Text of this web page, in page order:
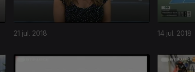
21 jul. 2018 14 jul. 2018